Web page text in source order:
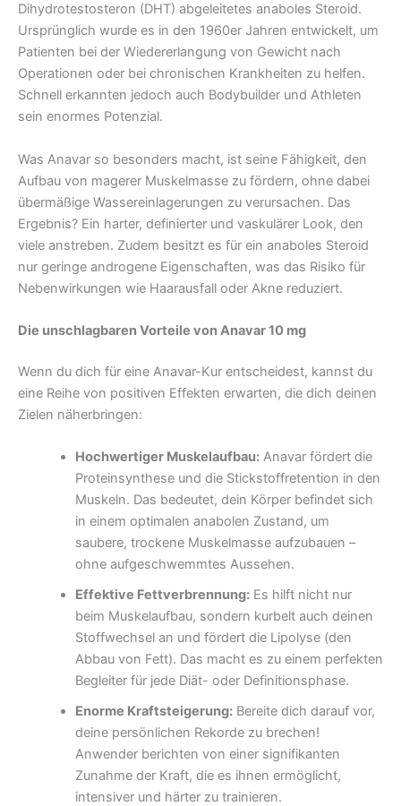
Dihydrotestosteron (DHT) abgeleitetes anaboles Steroid.
Ursprünglich wurde es in den 1960er Jahren entwickelt, um
Patienten bei der Wiedererlangung von Gewicht nach
Operationen oder bei chronischen Krankheiten zu helfen.
Schnell erkannten jedoch auch Bodybuilder und Athleten
sein enormes Potenzial.
Was Anavar so besonders macht, ist seine Fähigkeit, den
Aufbau von magerer Muskelmasse zu fördern, ohne dabei
übermäßige Wassereinlagerungen zu verursachen. Das
Ergebnis? Ein harter, definierter und vaskulärer Look, den
viele anstreben. Zudem besitzt es für ein anaboles Steroid
nur geringe androgene Eigenschaften, was das Risiko für
Nebenwirkungen wie Haarausfall oder Akne reduziert.
Die unschlagbaren Vorteile von Anavar 10 mg
Wenn du dich für eine Anavar-Kur entscheidest, kannst du
eine Reihe von positiven Effekten erwarten, die dich deinen
Zielen näherbringen:
Hochwertiger Muskelaufbau:Anavar fördert die
Proteinsynthese und die Stickstoffretention in den
Muskeln. Das bedeutet, dein Körper befindet sich
in einem optimalen anabolen Zustand, um
saubere, trockene Muskelmasse aufzubauen –
ohne aufgeschwemmtes Aussehen.
Effektive Fettverbrennung:Es hilft nicht nur
beim Muskelaufbau, sondern kurbelt auch deinen
Stoffwechsel an und fördert die Lipolyse (den
Abbau von Fett). Das macht es zu einem perfekten
Begleiter für jede Diät- oder Definitionsphase.
Enorme Kraftsteigerung:Bereite dich darauf vor,
deine persönlichen Rekorde zu brechen!
Anwender berichten von einer signifikanten
Zunahme der Kraft, die es ihnen ermöglicht,
intensiver und härter zu trainieren.